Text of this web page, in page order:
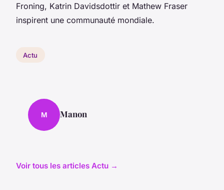
Froning, Katrin Davidsdottir et Mathew Fraser
inspirent une communauté mondiale.
Actu
M Manon
Voir tous les articles Actu →